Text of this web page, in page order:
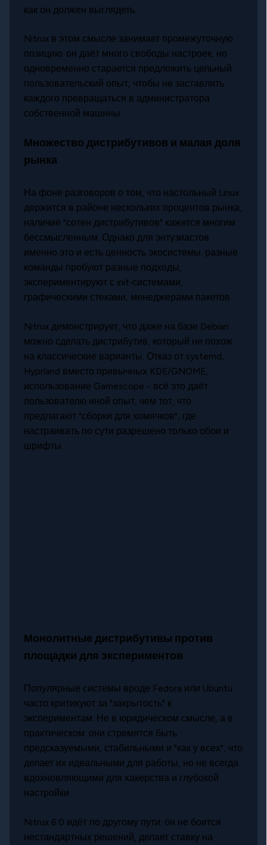
как он должен выглядеть.
Nitrux в этом смысле занимает промежуточную
позицию: он даёт много свободы настроек, но
одновременно старается предложить цельный
пользовательский опыт, чтобы не заставлять
каждого превращаться в администратора
собственной машины.
Множество дистрибутивов и малая доля
рынка
На фоне разговоров о том, что настольный Linux
держится в районе нескольких процентов рынка,
наличие "сотен дистрибутивов" кажется многим
бессмысленным. Однако для энтузиастов
именно это и есть ценность экосистемы: разные
команды пробуют разные подходы,
экспериментируют с init‑системами,
графическими стеками, менеджерами пакетов.
Nitrux демонстрирует, что даже на базе Debian
можно сделать дистрибутив, который не похож
на классические варианты. Отказ от systemd,
Hyprland вместо привычных KDE/GNOME,
использование Gamescope - всё это даёт
пользователю иной опыт, чем тот, что
предлагают "сборки для хомячков", где
настраивать по сути разрешено только обои и
шрифты.
Монолитные дистрибутивы против
площадки для экспериментов
Популярные системы вроде Fedora или Ubuntu
часто критикуют за "закрытость" к
экспериментам. Не в юридическом смысле, а в
практическом: они стремятся быть
предсказуемыми, стабильными и "как у всех", что
делает их идеальными для работы, но не всегда
вдохновляющими для хакерства и глубокой
настройки.
Nitrux 6.0 идёт по другому пути: он не боится
нестандартных решений, делает ставку на